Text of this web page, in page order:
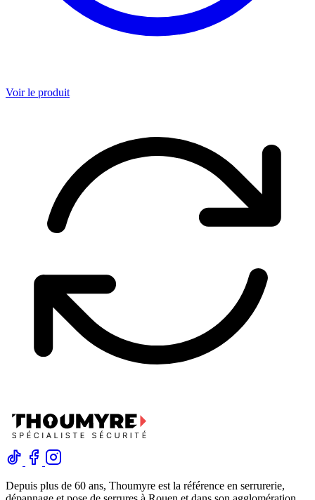
Voir le produit
Depuis plus de 60 ans, Thoumyre est la référence en serrurerie,